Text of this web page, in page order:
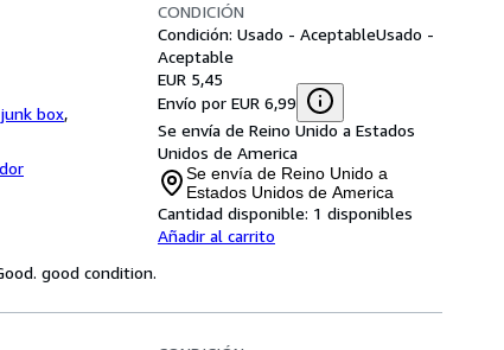
box,
CONDICIÓN
Condición: Usado - AceptableUsado -
Aceptable
EUR 5,45
Envío por EUR 6,99
Se envía de Reino Unido a Estados
Unidos de America
Se envía de Reino Unido a
Estados Unidos de America
Cantidad disponible: 1 disponibles
Añadir al carrito
good condition.